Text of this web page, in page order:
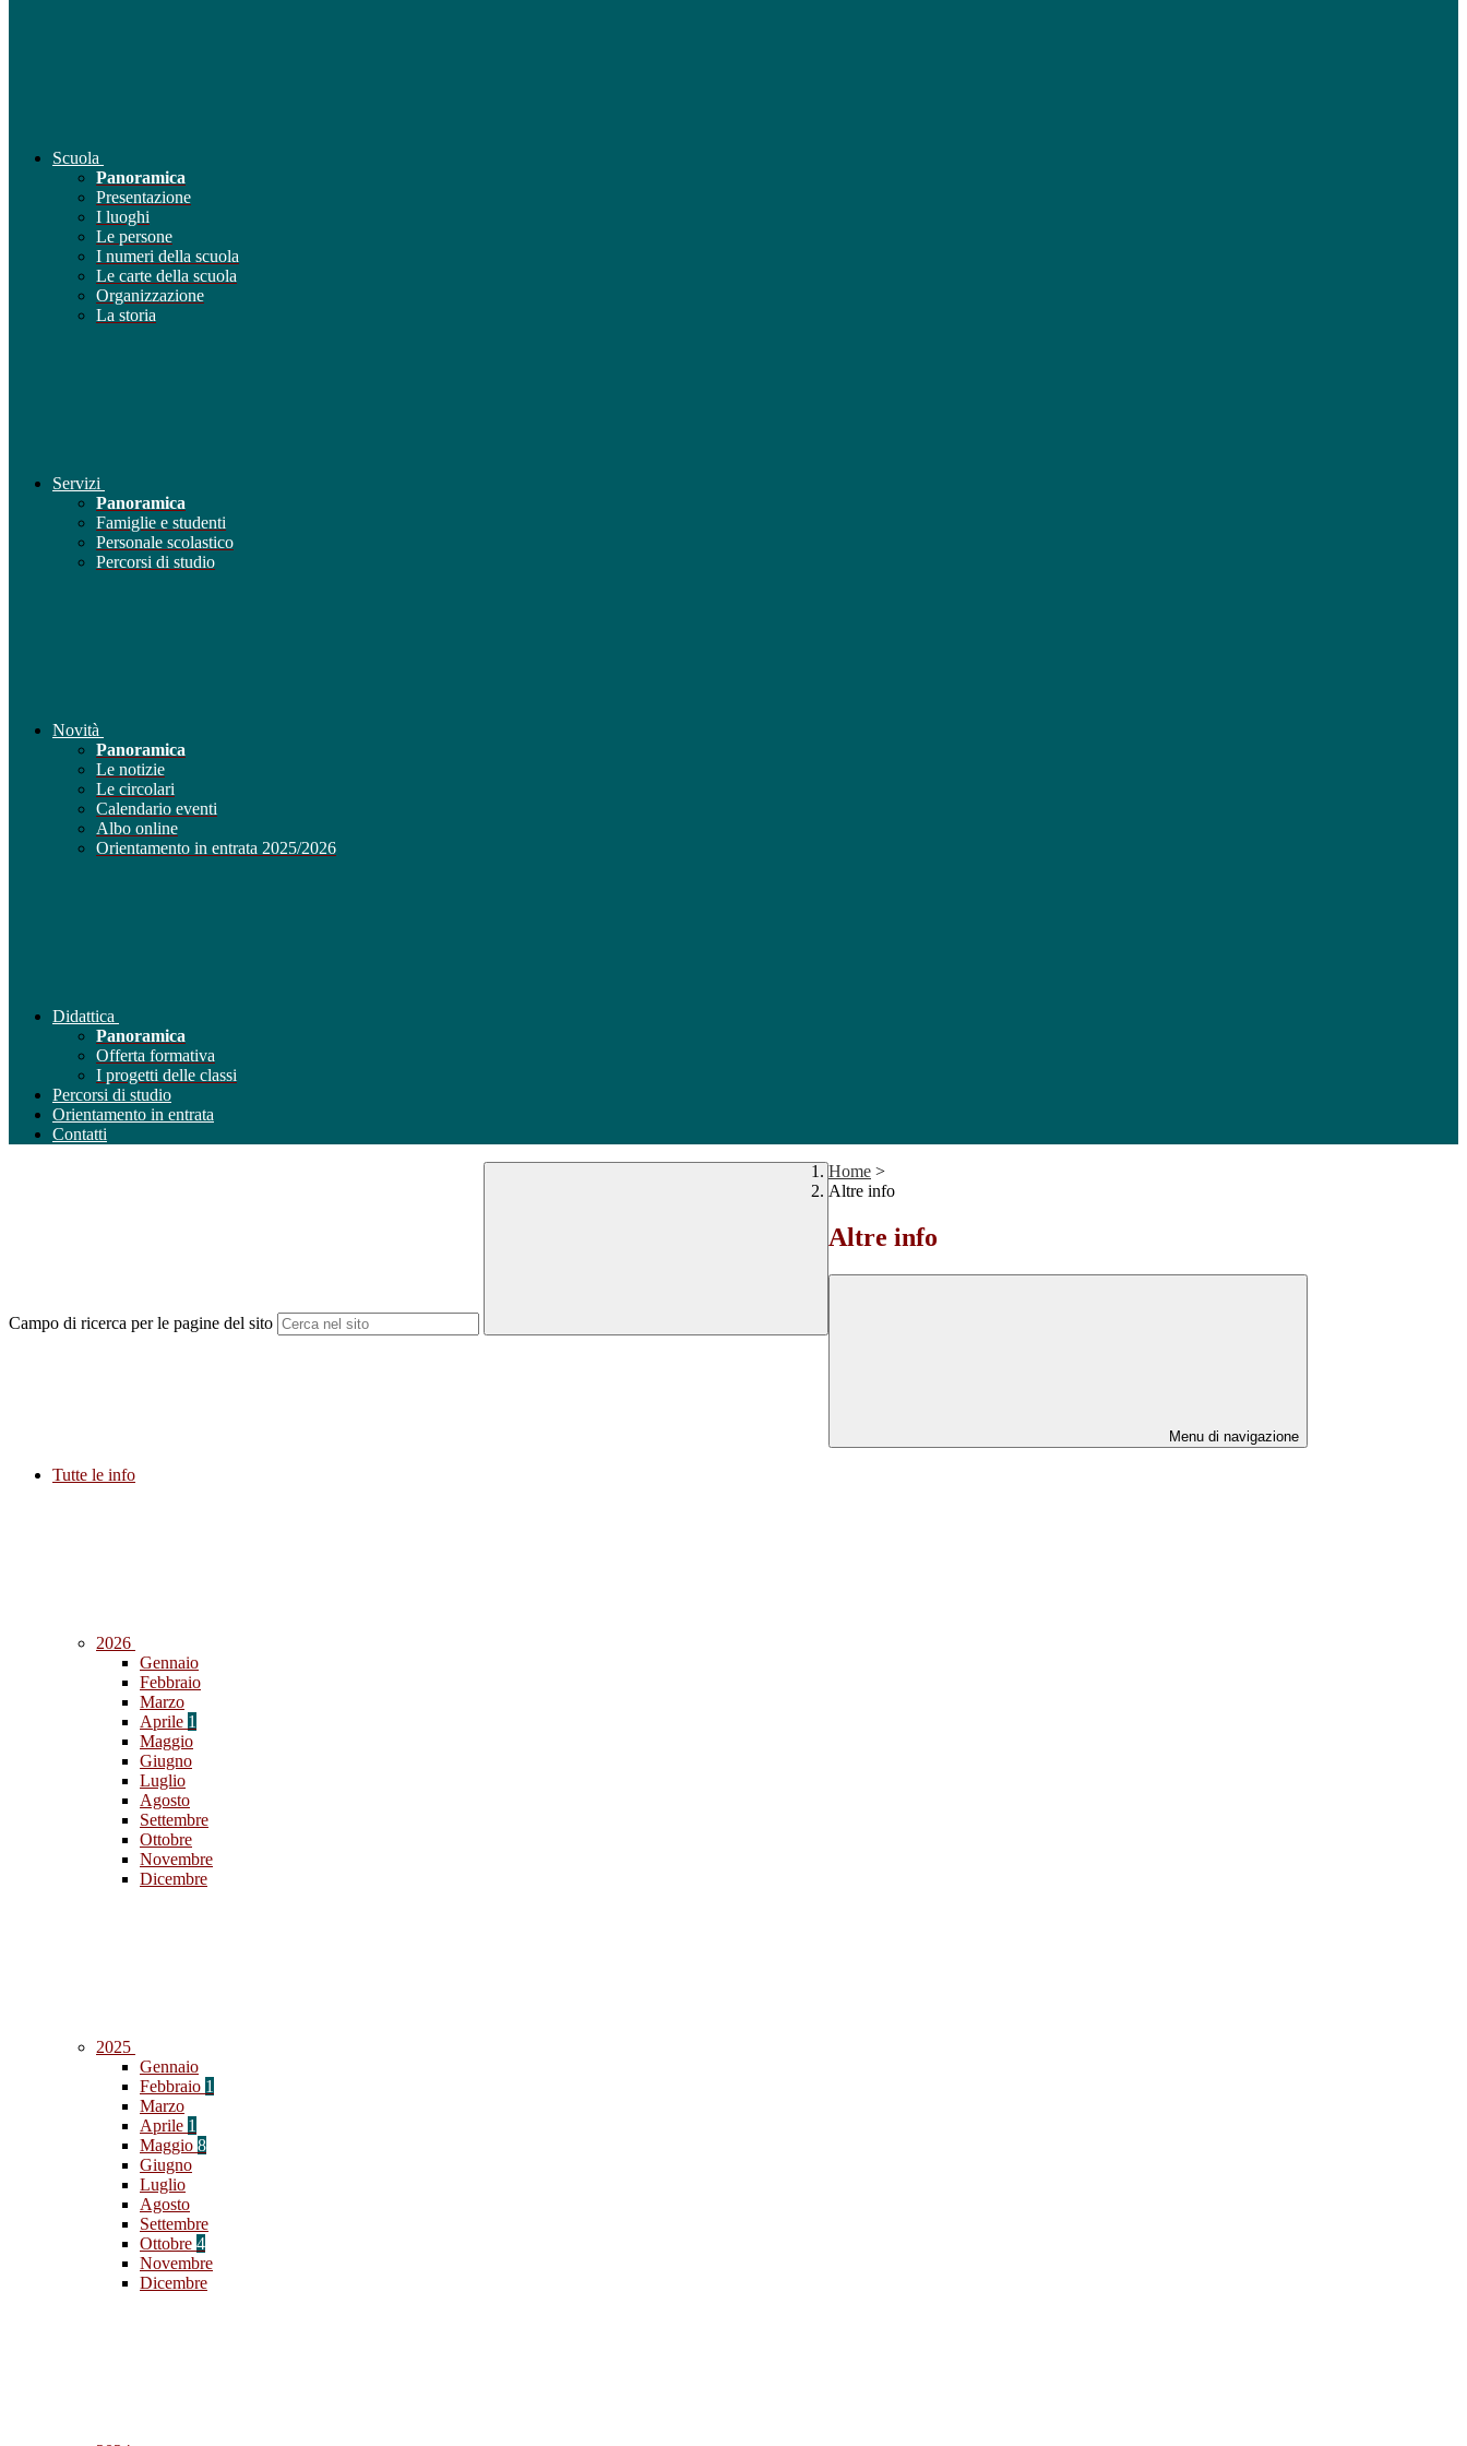
Scuola
Panoramica
Presentazione
I luoghi
Le persone
I numeri della scuola
Le carte della scuola
Organizzazione
La storia
Servizi
Panoramica
Famiglie e studenti
Personale scolastico
Percorsi di studio
Novità
Panoramica
Le notizie
Le circolari
Calendario eventi
Albo online
Orientamento in entrata 2025/2026
Didattica
Panoramica
Offerta formativa
I progetti delle classi
Percorsi di studio
Orientamento in entrata
Contatti
Campo di ricerca per le pagine del sito
Home >
Altre info
Altre info
Menu di navigazione
Tutte le info
2026
Gennaio
Febbraio
Marzo
Aprile 1
Maggio
Giugno
Luglio
Agosto
Settembre
Ottobre
Novembre
Dicembre
2025
Gennaio
Febbraio 1
Marzo
Aprile 1
Maggio 8
Giugno
Luglio
Agosto
Settembre
Ottobre 4
Novembre
Dicembre